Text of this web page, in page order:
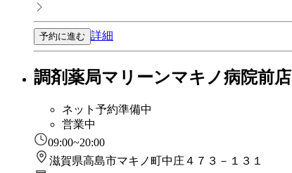
予約に進む 詳細
調剤薬局マリーンマキノ病院前店
ネット予約準備中
営業中
09:00~20:00
滋賀県高島市マキノ町中庄４７３－１３１